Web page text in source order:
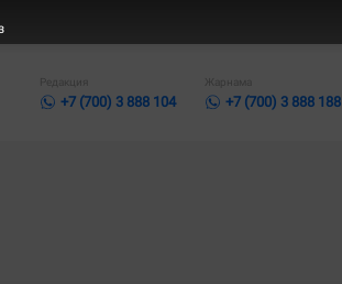
Редакция
+7 (700) 3 888 104
Жарнама
+7 (700) 3 888 188